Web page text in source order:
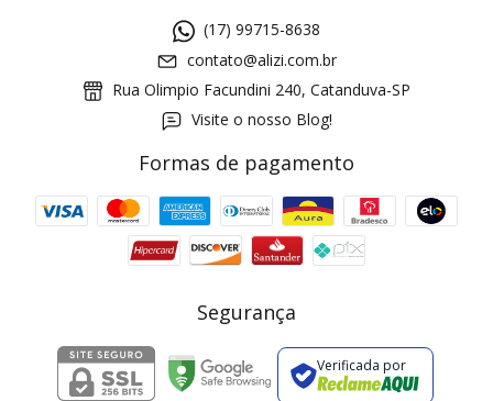
(17) 99715-8638
contato@alizi.com.br
Rua Olimpio Facundini 240, Catanduva-SP
Visite o nosso Blog!
Formas de pagamento
Segurança
Verificada por
Cupom 1a compra: GANHE5
2 pecas 7% OFF